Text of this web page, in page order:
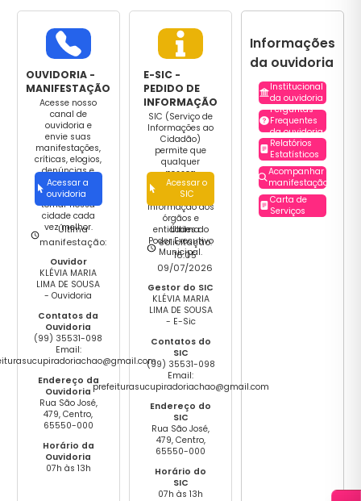
OUVIDORIA -
MANIFESTAÇÃO
Acesse nosso
canal de
ouvidoria e
envie suas
manifestações,
críticas, elogios,
denúncias e
ajude o
governo a
tornar nossa
cidade cada
vez melhor.
Acessar a
ouvidoria
Última
manifestação:
Ouvidor
KLÉVIA MARIA
LIMA DE SOUSA
- Ouvidoria
Contatos da
Ouvidoria
(99) 35531-098
Email:
Endereço da
Ouvidoria
Rua São José,
479, Centro,
65550-000
Horário da
Ouvidoria
07h às 13h
E-SIC -
PEDIDO DE
INFORMAÇÃO
SIC (Serviço de
Informações ao
Cidadão)
permite que
qualquer
pessoa
encaminhe
pedidos de
informação aos
órgãos e
entidades do
Poder Executivo
Municipal.
Acessar o
SIC
Última
solicitação:
16:05
09/07/2026
Gestor do SIC
KLÉVIA MARIA
LIMA DE SOUSA
- E-Sic
Contatos do
SIC
(99) 35531-098
Email:
prefeiturasucupiradoriachao@gmail.com
Endereço do
SIC
Rua São José,
479, Centro,
65550-000
Horário do
SIC
07h às 13h
Informações
da ouvidoria
Institucional
da ouvidoria
Perguntas
Frequentes
da ouvidoria
Relatórios
Estatísticos
Acompanhar
manifestação
Carta de
Serviços